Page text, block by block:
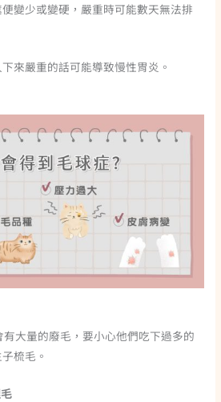
變少或變硬，嚴重時可能數天無法排
來嚴重的話可能導致慢性胃炎。
大量的廢毛，要小心他們吃下過多的
梳毛。